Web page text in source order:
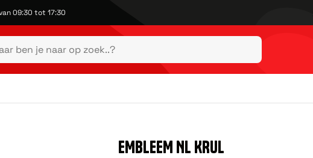
09:30 tot 17:30
EMBLEEM NL KRUL